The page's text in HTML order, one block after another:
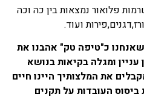
פלואור נמצאות בין כה וכה
ועוד.
כ"טיפה טק" אהבנו את
ומגלה בקיאות בנושא
את המלצותיך היינו חיים
העובדות על תקנים